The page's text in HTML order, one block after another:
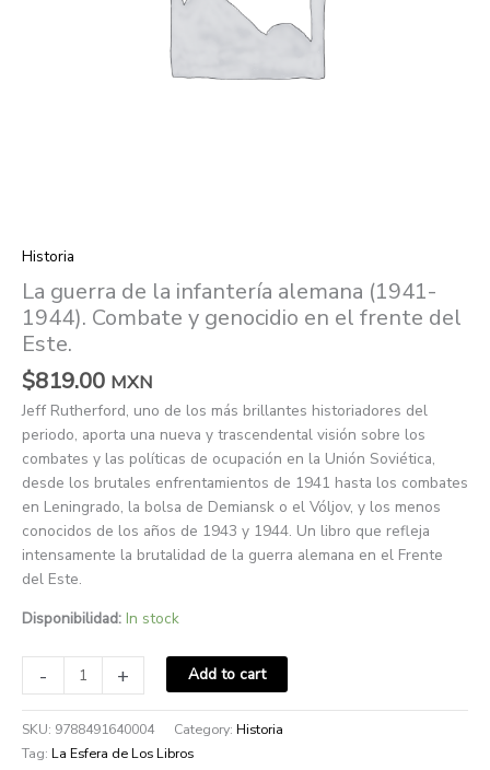
Historia
La guerra de la infantería alemana (1941-
1944). Combate y genocidio en el frente del
Este.
$819.00 MXN
Jeff Rutherford, uno de los más brillantes historiadores del
periodo, aporta una nueva y trascendental visión sobre los
combates y las políticas de ocupación en la Unión Soviética,
desde los brutales enfrentamientos de 1941 hasta los combates
en Leningrado, la bolsa de Demiansk o el Vóljov, y los menos
conocidos de los años de 1943 y 1944. Un libro que refleja
intensamente la brutalidad de la guerra alemana en el Frente
del Este.
Disponibilidad: In stock
- + Add to cart
SKU: 9788491640004 Category: Historia
Tag: La Esfera de Los Libros